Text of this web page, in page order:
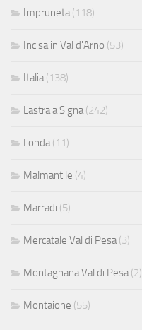
Impruneta(118)
Incisa in Val d'Arno (53)
Italia(138)
Lastra a Signa(242)
Londa(11)
Malmantile (4)
Marradi (5)
Mercatale Val di Pesa(3)
Montagnana Val di Pesa(2)
Montaione (55)